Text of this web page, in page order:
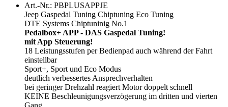
Art.-Nr.: PBPLUSAPPJE
Jeep Gaspedal Tuning Chiptuning Eco Tuning
DTE Systems Chiptuninig No.1
Pedalbox+ APP - DAS Gaspedal Tuning!
mit App Steuerung!
18 Leistungsstufen per Bedienpad auch während der Fahrt
einstellbar
Sport+, Sport und Eco Modus
deutlich verbessertes Ansprechverhalten
bei geringer Drehzahl reagiert Motor doppelt schnell
KEINE Beschleunigungsverzögerung im dritten und vierten
Gang